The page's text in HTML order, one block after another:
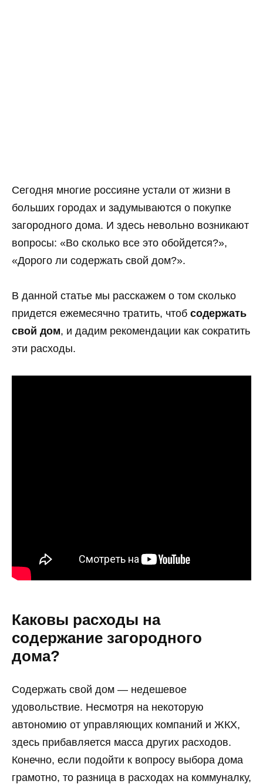
Сегодня многие россияне устали от жизни в
больших городах и задумываются о покупке
загородного дома. И здесь невольно возникают
вопросы: «Во сколько все это обойдется?»,
«Дорого ли содержать свой дом?».
В данной статье мы расскажем о том сколько
придется ежемесячно тратить, чтоб содержать
свой дом, и дадим рекомендации как сократить
эти расходы.
Каковы расходы на
содержание загородного
дома?
Содержать свой дом — недешевое
удовольствие. Несмотря на некоторую
автономию от управляющих компаний и ЖКХ,
здесь прибавляется масса других расходов.
Конечно, если подойти к вопросу выбора дома
грамотно, то разница в расходах на коммуналку,